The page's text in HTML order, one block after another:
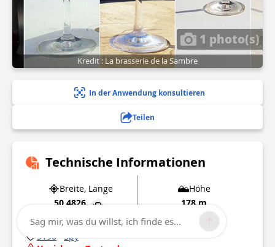
1 photo(s)
Kredit : La brasserie de la Sambre
In der Anwendung konsultieren
Teilen
Technische Informationen
Breite, Länge
50.4826
Höhe
178 m
5190
Spy
Sag mir, was du willst, ich finde es...